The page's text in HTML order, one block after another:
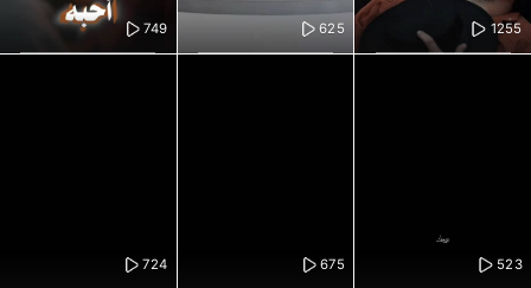
749 625 1255
724 675 523